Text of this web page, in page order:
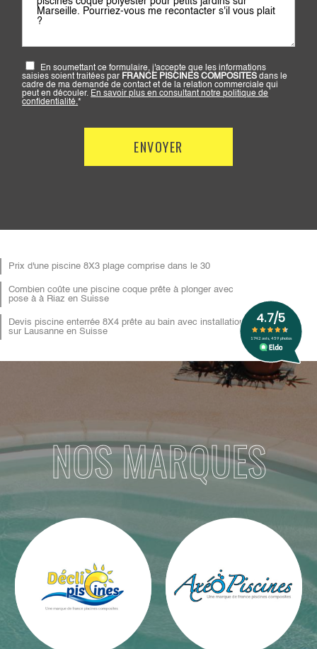
En soumettant ce formulaire, j'accepte que les informations
saisies soient traitées par FRANCE PISCINES COMPOSITES dans le
cadre de ma demande de contact et de la relation commerciale qui
peut en découler. En savoir plus en consultant notre politique de
confidentialité.*
Prix d'une piscine 8X3 plage comprise dans le 30
Combien coûte une piscine coque prête à plonger avec
pose à à Riaz en Suisse
Devis piscine enterrée 8X4 prête au bain avec installation
sur Lausanne en Suisse
NOS MARQUES